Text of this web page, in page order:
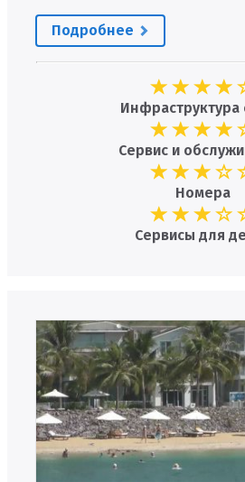
Подробнее
Инфраструктура
Сервис и
Номера
Сервисы для